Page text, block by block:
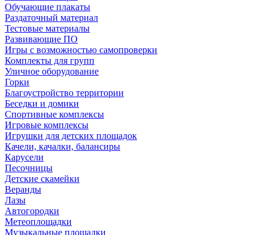
Обучающие плакаты
Раздаточный материал
Тестовые материалы
Развивающие ПО
Игры с возможностью самопроверки
Комплекты для групп
Уличное оборудование
Горки
Благоустройство территории
Беседки и домики
Спортивные комплексы
Игровые комплексы
Игрушки для детских площадок
Качели, качалки, балансиры
Карусели
Песочницы
Детские скамейки
Веранды
Лазы
Автогородки
Метеоплощадки
Музыкальные площадки